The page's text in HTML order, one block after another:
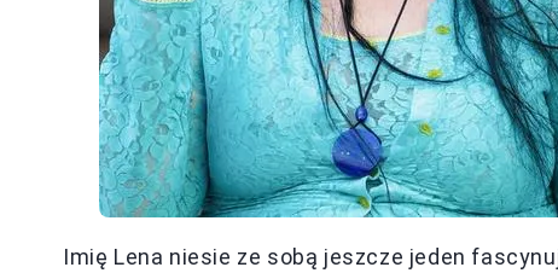
Imię Lena niesie ze sobą jeszcze jeden